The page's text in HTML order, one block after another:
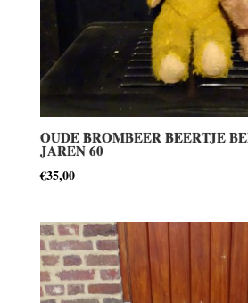
OUDE BROMBEER BEERTJE
JAREN 60
€35,00